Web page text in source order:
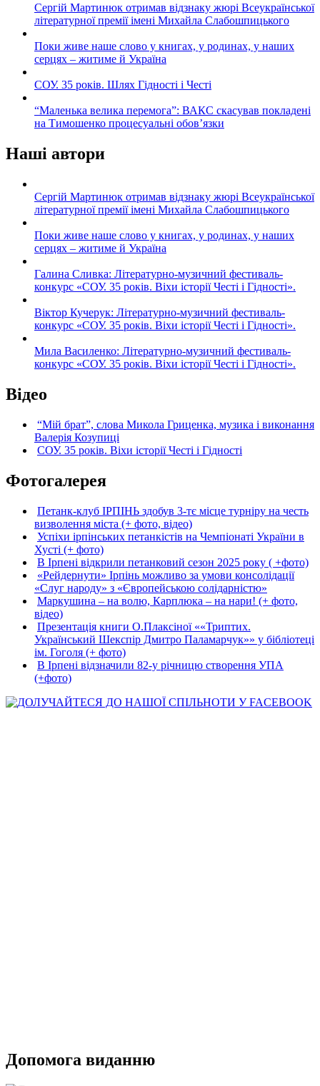
Сергій Мартинюк отримав відзнаку жюрі Всеукраїнської
літературної премії імені Михайла Слабошпицького
Поки живе наше слово у книгах, у родинах, у наших
серцях – житиме й Україна
СОУ. 35 років. Шлях Гідності і Честі
“Маленька велика перемога”: ВАКС скасував покладені
на Тимошенко процесуальні обов’язки
Наші автори
Сергій Мартинюк отримав відзнаку жюрі Всеукраїнської
літературної премії імені Михайла Слабошпицького
Поки живе наше слово у книгах, у родинах, у наших
серцях – житиме й Україна
Галина Сливка: Літературно-музичний фестиваль-
конкурс «СОУ. 35 років. Віхи історії Честі і Гідності».
Віктор Кучерук: Літературно-музичний фестиваль-
конкурс «СОУ. 35 років. Віхи історії Честі і Гідності».
Мила Василенко: Літературно-музичний фестиваль-
конкурс «СОУ. 35 років. Віхи історії Честі і Гідності».
Відео
“Мій брат”, слова Микола Гриценка, музика і виконання
Валерія Козупиці
СОУ. 35 років. Віхи історії Честі і Гідності
Фотогалерея
Петанк-клуб ІРПІНЬ здобув 3-тє місце турніру на честь
визволення міста (+ фото, відео)
Успіхи ірпінських петанкістів на Чемпіонаті України в
Хусті (+ фото)
В Ірпені відкрили петанковий сезон 2025 року ( +фото)
«Рейдернути» Ірпінь можливо за умови консолідації
«Слуг народу» з «Європейською солідарністю»
Маркушина – на волю, Карплюка – на нари! (+ фото,
відео)
Презентація книги О.Плаксіної ««Триптих.
Український Шекспір Дмитро Паламарчук»» у бібліотеці
ім. Гоголя (+ фото)
В Ірпені відзначили 82-у річницю створення УПА
(+фото)
Допомога виданню